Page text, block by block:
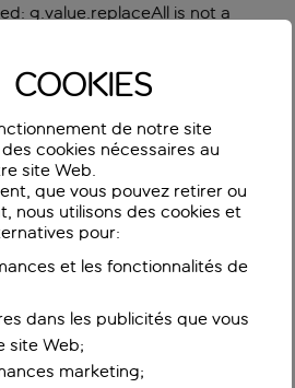
g.value.replaceAll is not a
COOKIES
de notre site
cookies nécessaires au
site Web.
que vous pouvez retirer ou
nous utilisons des cookies et
pour:
et les fonctionnalités de
dans les publicités que vous
site Web;
marketing;